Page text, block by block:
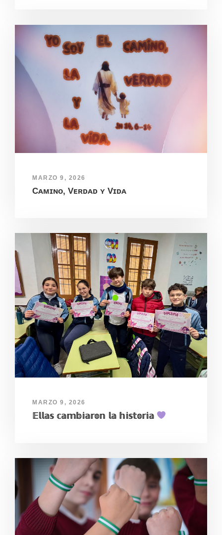
MARZO 9, 2026
Cᴀᴍɪɴᴏ, Vᴇʀᴅᴀᴅ ʏ Vɪᴅᴀ
MARZO 9, 2026
𝔼𝕝𝕝𝕒𝕤 𝕔𝕒𝕞𝕓𝕚𝕒𝕣𝕠𝕟 𝕝𝕒 𝕙𝕚𝕤𝕥𝕠𝕣𝕚𝕒